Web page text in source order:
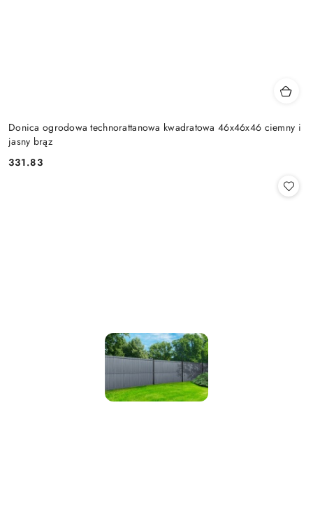
Donica ogrodowa technorattanowa kwadratowa 46x46x46 ciemny i
jasny brąz
Cena:
331.83